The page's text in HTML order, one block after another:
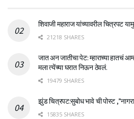
शिवाजी महाराज यांच्यावरील चित्रपट
21218 SHARES
जात अन जातीचा पेट: म्हाराच्या हातचं
मला त्येंच्या घरात निऊन ठेवलं.
19479 SHARES
झुंड चित्रपट:सुबोध भावे ची पोस्ट
15835 SHARES